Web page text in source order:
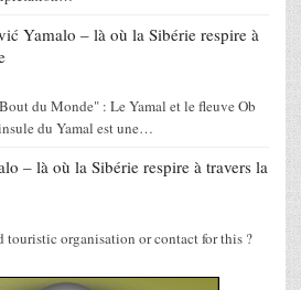
Yamalo – là où la Sibérie respire à
du Monde" : Le Yamal et le fleuve Ob
du Yamal est une…
– là où la Sibérie respire à travers la
touristic organisation or contact for this ?